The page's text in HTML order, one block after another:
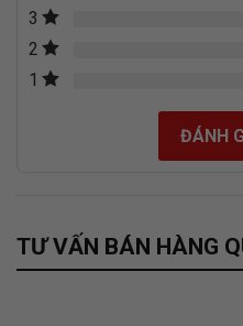
Cân Bằng
Chức năng cân bằng sáng
3
2
1
ĐÁNH
TƯ VẤN BÁN HÀNG